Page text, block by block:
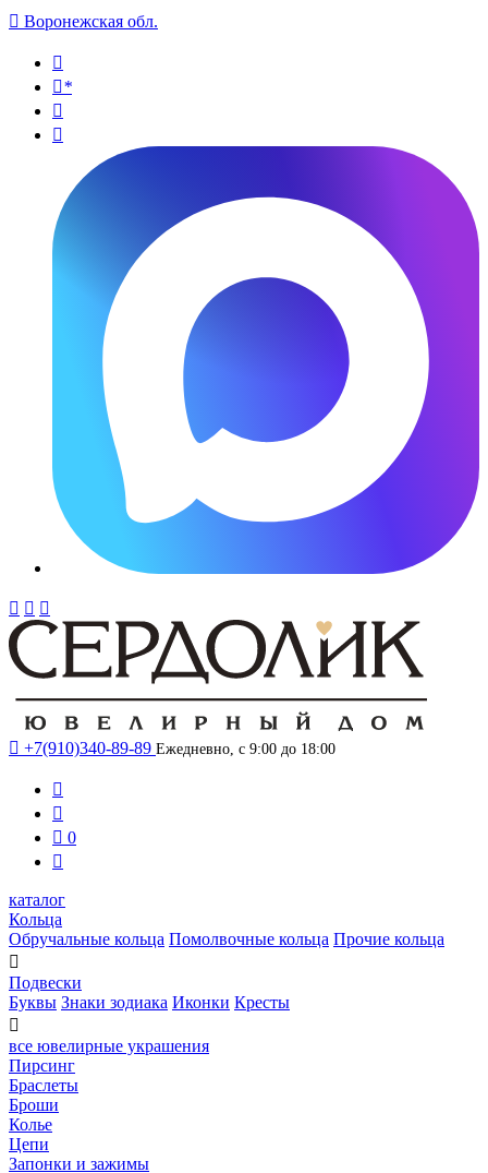
 Воронежская обл.

*


  
 +7(910)340-89-89 Ежедневно, с 9:00 до 18:00


 0

каталог
Кольца
Обручальные кольца Помолвочные кольца Прочие кольца

Подвески
Буквы Знаки зодиака Иконки Кресты

все ювелирные украшения
Пирсинг
Браслеты
Броши
Колье
Цепи
Запонки и зажимы